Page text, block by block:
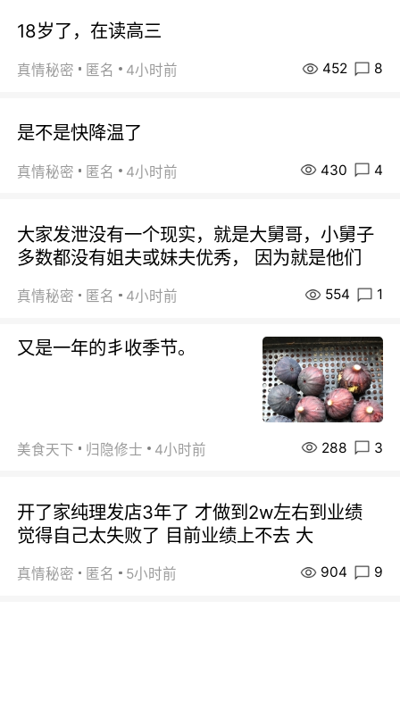
18岁了，在读高三
真情秘密 匿名 4小时前 452 8
是不是快降温了
真情秘密 匿名 4小时前 430 4
大家发泄没有一个现实，就是大舅哥，小舅子
多数都没有姐夫或妹夫优秀， 因为就是他们
真情秘密 匿名 4小时前 554 1
又是一年的丯收季节。
美食天下 归隐修士 4小时前 288 3
开了家纯理发店3年了 才做到2w左右到业绩
觉得自己太失败了 目前业绩上不去 大
真情秘密 匿名 5小时前 904 9